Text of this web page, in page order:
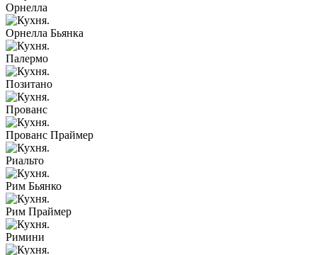
Орнелла
Орнелла Бьянка
Палермо
Позитано
Прованс
Прованс Праймер
Риальто
Рим Бьянко
Рим Праймер
Римини